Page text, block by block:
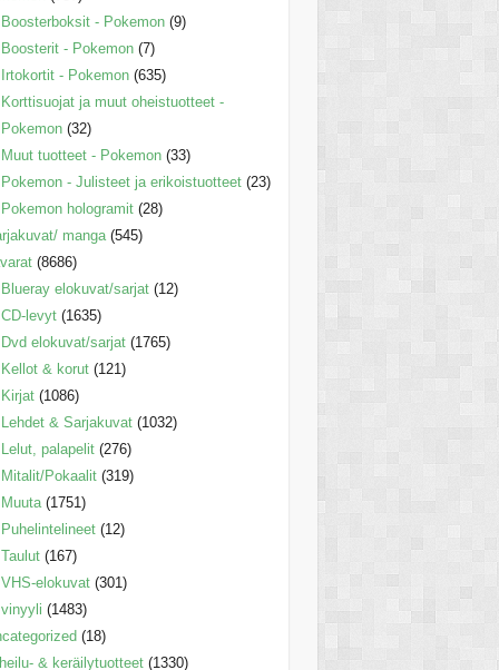
Boosterboksit - Pokemon (9)
Boosterit - Pokemon (7)
Irtokortit - Pokemon (635)
Korttisuojat ja muut oheistuotteet -
Pokemon (32)
Muut tuotteet - Pokemon (33)
Pokemon - Julisteet ja erikoistuotteet (23)
Pokemon hologramit (28)
manga (545)
(8686)
Blueray elokuvat/sarjat (12)
CD-levyt (1635)
Dvd elokuvat/sarjat (1765)
Kellot & korut (121)
Kirjat (1086)
Lehdet & Sarjakuvat (1032)
Lelut, palapelit (276)
Mitalit/Pokaalit (319)
Muuta (1751)
Puhelintelineet (12)
Taulut (167)
VHS-elokuvat (301)
vinyyli (1483)
(18)
& keräilytuotteet (1330)